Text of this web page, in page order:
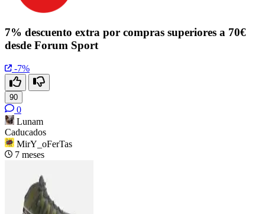
7% descuento extra por compras superiores a 70€
desde Forum Sport
-7%
90
0
Lunam
Caducados
MirY_oFerTas
7 meses